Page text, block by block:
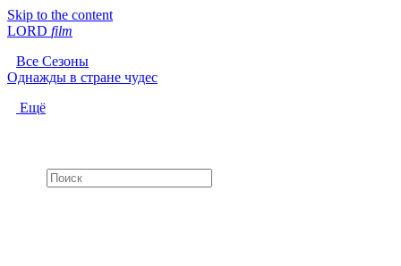
Skip to the content
LORD film
Все Сезоны
Однажды в стране чудес
Ещё